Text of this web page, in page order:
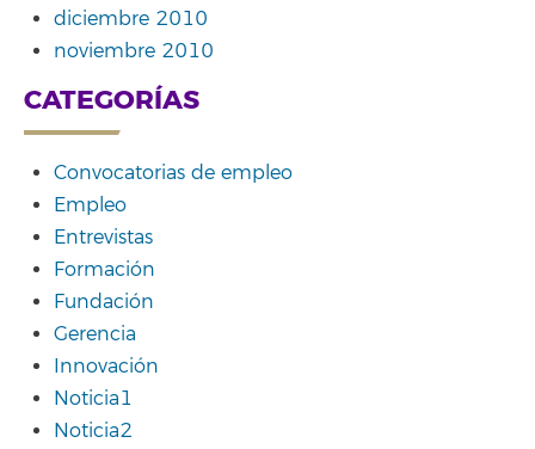
diciembre 2010
noviembre 2010
CATEGORÍAS
Convocatorias de empleo
Empleo
Entrevistas
Formación
Fundación
Gerencia
Innovación
Noticia1
Noticia2